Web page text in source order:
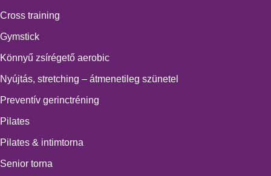
Cross training
Gymstick
Könnyű zsírégető aerobic
Nyújtás, stretching – átmenetileg szünetel
Preventív gerinctréning
Pilates
Pilates & intimtorna
Senior torna